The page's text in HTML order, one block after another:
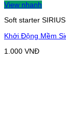
View nhanh
Soft starter
Khởi Động Mềm
1.000 VNĐ